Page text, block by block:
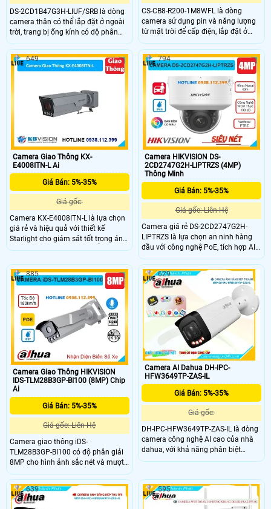
DS-2CD1B47G3H-LIUF/SRB là dòng
camera thân có thể lắp đặt ở ngoài
trời, trang bị ống kính có độ phân
giải 4.0MP cho ra hình ảnh sắc nét,
tích hợp micro và loa giúp đàm
thoại 2 chiều, trang bị khả năng
phát hiện chuyển động, phân loại
67
CS-CB8-R200-1M8WFL là dòng
camera sử dụng pin và năng lượng
từ mặt trời để cấp điện, lắp đặt ở
những vị trí đặc thù, ống kính có độ
phân giải 8.0MP, trang bị chống
nước chuẩn IP 56, hỗ trợ thẻ nhớ
512Gb, kèm theo đấy là khả năng
quay 360 độ và đàm thoại 2 chiều
trực tiếp
Camera Giao Thông KX-
E4008ITN-L Ai
Giá Bán: 5%-35%
Giá gốc:
Camera KX-E4008ITN-L là lựa chọn
giá rẻ và hiệu quả với thiết kế
Starlight cho giám sát tốt trong ánh
sáng yếu. Có cấu hình IP, hỗ trợ thẻ
4.0 MP và xem Full Color 30m vào
ban đêm. Công nghệ IP, chống
ngược sáng DWDR 140db, và thân
kim loại với độ nhạy sáng cực cao.
649
Camera HIKVISION DS-
2CD2747G2H-LIPTRZS (4MP)
Thông Minh
Giá Bán: 5%-35%
Giá gốc: Liên Hệ
Camera giá rẻ DS-2CD2747G2H-
LIPTRZS là lựa chọn an ninh hàng
đầu với công nghệ PoE, tích hợp AI
thông minh quan sát ban đêm màu
sắc rõ nét nhờ công nghệ ColorVu
hình ảnh luôn sáng đẹp dù ở bất kỳ
điều kiện nào. Tính năng nhận diện
khuôn mặt và phát hiện
người/phương tiện mang lại sự an
tâm. Hồng ngoại 40m cùng chip xử
lý CMOS cho hình ảnh màu đẹp, sắc
nét, giá rẻ.
794
Camera Giao Thông HIKVISION
IDS-TLM28B3GP-BI100 (8MP) Chip
Ai
Giá Bán: 5%-35%
Giá gốc: Liên Hệ
Camera giao thông iDS-
TLM28B3GP-BI100 có độ phân giải
8MP cho hình ảnh sắc nét và mượt
mà, cùng tầm quan sát hồng ngoại
lên đến 100m. Với khả năng chụp
tốc độ cao 180 km/h, camera tích
hợp AI giúp nhận diện biển số xe
885
Camera AI Dahua DH-IPC-
HFW3649TP-ZAS-IL
Giá Bán: 5%-35%
Giá gốc:
DH-IPC-HFW3649TP-ZAS-IL là dòng
camera công nghệ AI cao của nhà
dahua, với khả năng phân biệt
người và xe, phát hiện khuôn mặt,
phát hiện khuôn mặt, ống kính
zoom, độ nét cao 6.0MP được trang
bị
629
639 595